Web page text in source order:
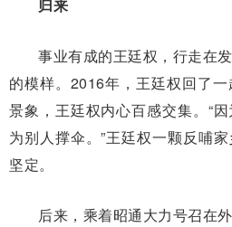
归来
事业有成的王廷权，行走在
的模样。2016年，王廷权回了
景象，王廷权内心百感交集。“
为别人撑伞。”王廷权一颗反哺
坚定。
后来，乘着昭通大力号召在